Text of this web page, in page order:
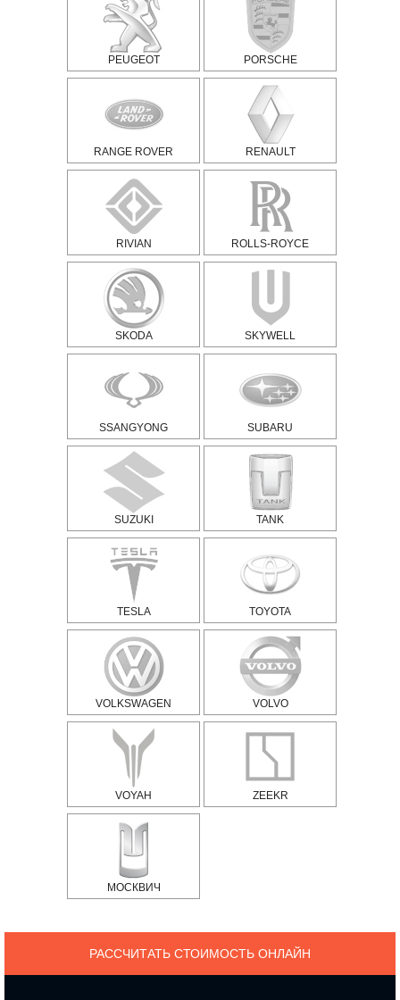
PEUGEOT PORSCHE
RANGE ROVER RENAULT
RIVIAN ROLLS-ROYCE
SKODA SKYWELL
SSANGYONG SUBARU
SUZUKI TANK
TESLA TOYOTA
VOLKSWAGEN VOLVO
VOYAH ZEEKR
МОСКВИЧ
РАССЧИТАТЬ СТОИМОСТЬ ОНЛАЙН